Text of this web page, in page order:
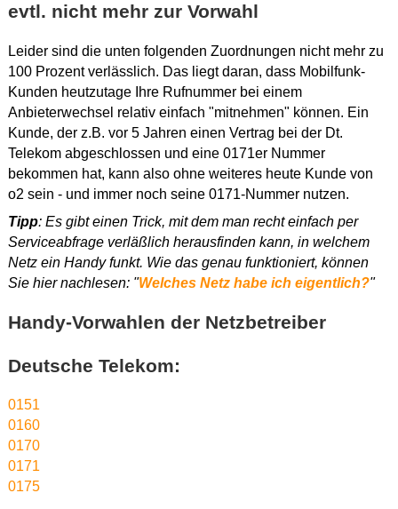
evtl. nicht mehr zur Vorwahl
Leider sind die unten folgenden Zuordnungen nicht mehr zu
100 Prozent verlässlich. Das liegt daran, dass Mobilfunk-
Kunden heutzutage Ihre Rufnummer bei einem
Anbieterwechsel relativ einfach "mitnehmen" können. Ein
Kunde, der z.B. vor 5 Jahren einen Vertrag bei der Dt.
Telekom abgeschlossen und eine 0171er Nummer
bekommen hat, kann also ohne weiteres heute Kunde von
o2 sein - und immer noch seine 0171-Nummer nutzen.
Tipp: Es gibt einen Trick, mit dem man recht einfach per
Serviceabfrage verläßlich herausfinden kann, in welchem
Netz ein Handy funkt. Wie das genau funktioniert, können
Sie hier nachlesen: "Welches Netz habe ich eigentlich?"
Handy-Vorwahlen der Netzbetreiber
Deutsche Telekom:
0151
0160
0170
0171
0175